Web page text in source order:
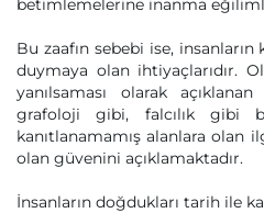
betimlemelerine inanma
Bu zaafın sebebi ise,
duymaya olan ihtiyaçlarıdır.
yanılsaması olarak
grafoloji gibi, falcılık gibi
kanıtlanamamış alanlara olan
olan güvenini açıklamaktadır.
İnsanların doğdukları tarih ile